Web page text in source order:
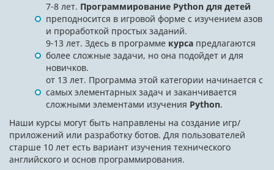
7-8 лет. Программирование Python для детей
преподносится в игровой форме с изучением азов
и проработкой простых заданий.
9-13 лет. Здесь в программе курса предлагаются
более сложные задачи, но она подойдет и для
новичков.
от 13 лет. Программа этой категории начинается с
самых элементарных задач и заканчивается
сложными элементами изучения Python.
Наши курсы могут быть направлены на создание игр/
приложений или разработку ботов. Для пользователей
старше 10 лет есть вариант изучения технического
английского и основ программирования.